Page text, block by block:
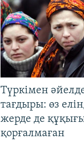
Түркімен
тағдыры: өз
жерде де
қорғалмаған